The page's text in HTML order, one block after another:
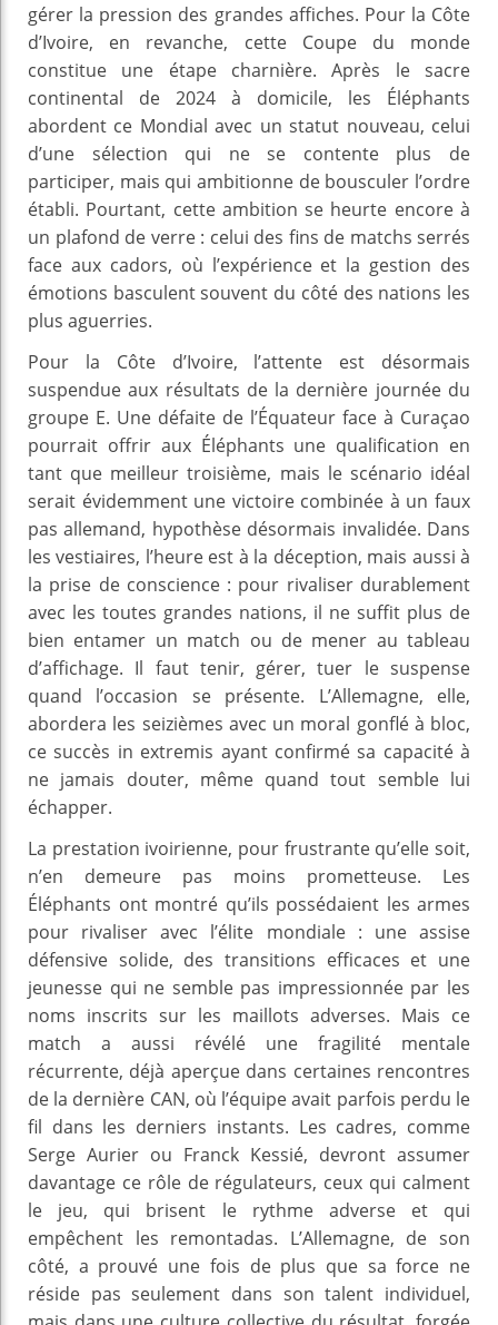
gérer la pression des grandes affiches. Pour la Côte
d’Ivoire, en revanche, cette Coupe du monde
constitue une étape charnière. Après le sacre
continental de 2024 à domicile, les Éléphants
abordent ce Mondial avec un statut nouveau, celui
d’une sélection qui ne se contente plus de
participer, mais qui ambitionne de bousculer l’ordre
établi. Pourtant, cette ambition se heurte encore à
un plafond de verre : celui des fins de matchs serrés
face aux cadors, où l’expérience et la gestion des
émotions basculent souvent du côté des nations les
plus aguerries.
Pour la Côte d’Ivoire, l’attente est désormais
suspendue aux résultats de la dernière journée du
groupe E. Une défaite de l’Équateur face à Curaçao
pourrait offrir aux Éléphants une qualification en
tant que meilleur troisième, mais le scénario idéal
serait évidemment une victoire combinée à un faux
pas allemand, hypothèse désormais invalidée. Dans
les vestiaires, l’heure est à la déception, mais aussi à
la prise de conscience : pour rivaliser durablement
avec les toutes grandes nations, il ne suffit plus de
bien entamer un match ou de mener au tableau
d’affichage. Il faut tenir, gérer, tuer le suspense
quand l’occasion se présente. L’Allemagne, elle,
abordera les seizièmes avec un moral gonflé à bloc,
ce succès in extremis ayant confirmé sa capacité à
ne jamais douter, même quand tout semble lui
échapper.
La prestation ivoirienne, pour frustrante qu’elle soit,
n’en demeure pas moins prometteuse. Les
Éléphants ont montré qu’ils possédaient les armes
pour rivaliser avec l’élite mondiale : une assise
défensive solide, des transitions efficaces et une
jeunesse qui ne semble pas impressionnée par les
noms inscrits sur les maillots adverses. Mais ce
match a aussi révélé une fragilité mentale
récurrente, déjà aperçue dans certaines rencontres
de la dernière CAN, où l’équipe avait parfois perdu le
fil dans les derniers instants. Les cadres, comme
Serge Aurier ou Franck Kessié, devront assumer
davantage ce rôle de régulateurs, ceux qui calment
le jeu, qui brisent le rythme adverse et qui
empêchent les remontadas. L’Allemagne, de son
côté, a prouvé une fois de plus que sa force ne
réside pas seulement dans son talent individuel,